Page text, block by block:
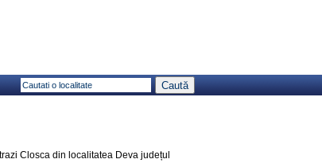
Closca din localitatea Deva județul